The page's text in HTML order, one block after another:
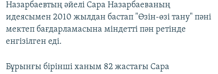
Назарбаевтың әйелі Сара Назарбаеваның
идеясымен 2010 жылдан бастап "Өзін-өзі тану" пәні
мектеп бағдарламасына міндетті пән ретінде
енгізілген еді.
Бұрынғы бірінші ханым 82 жастағы Сара